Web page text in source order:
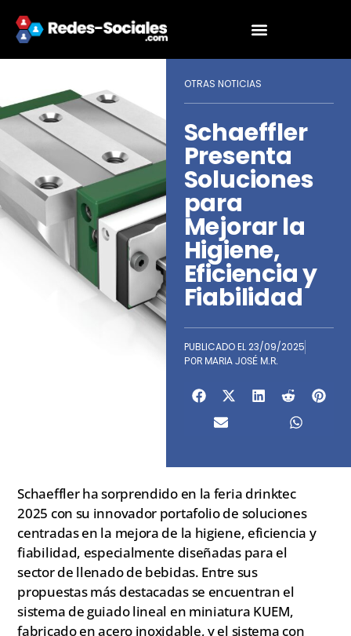
OTRAS NOTICIAS
Schaeffler
Presenta
Soluciones
para
Mejorar la
Higiene,
Eficiencia y
Fiabilidad
PUBLICADO EL23/09/2025
POR MARIA JOSÉ M.R.
Schaeffler ha sorprendido en la feria drinktec
2025 con su innovador portafolio de soluciones
centradas en la mejora de la higiene, eficiencia y
fiabilidad, especialmente diseñadas para el
sector de llenado de bebidas. Entre sus
propuestas más destacadas se encuentran el
sistema de guiado lineal en miniatura KUEM,
fabricado en acero inoxidable, y el sistema con